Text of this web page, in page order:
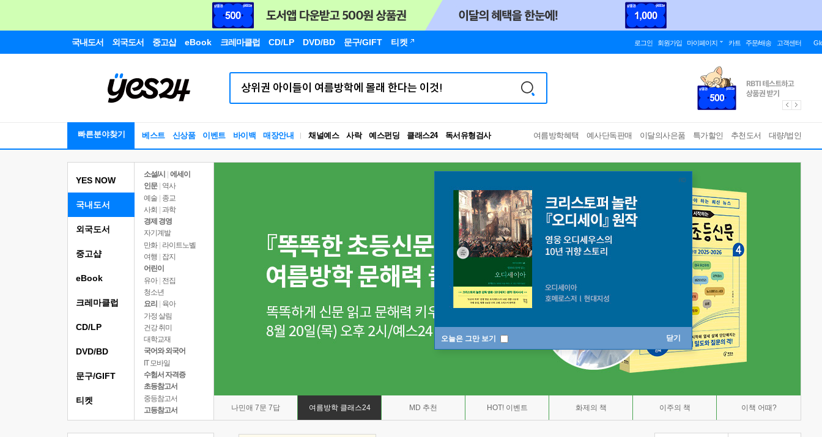
국내도서 외국도서 중고샵 eBook 크레마클럽 CD/LP DVD/BD 문구/GIFT 티켓 로그인 회원가입 마이페이지 카트 주문/배송 고객센터
빠른분야찾기 베스트 신상품 이벤트 바이백 매장안내 채널예스 사락 예스펀딩 클래스24
독서유형검사
RBTI Lab
독서유형검사
여름방학혜택 예사단독판매 이달의사은품 특가할인 추천도서 대량/법인
오늘은 그만 보기 닫기
YES NOW
국내도서
소설/시
에세이
인문
역사
예술 | 종교
사회 | 과학
경제 경영
자기계발
만화 | 라이트노벨
여행
잡지
어린이
유아 | 전집
청소년
요리
육아
가정 살림
건강 취미
대학교재
국어와 외국어
IT 모바일
수험서 자격증
초등참고서
중등참고서
고등참고서
나민애 7문 7답 여름방학 클래스24 MD 추천 HOT! 이벤트 화제의 책 이주의 책 이책 어때?
외국도서
중고샵
eBook
크레마클럽
CD/LP
DVD/BD
문구/GIFT
티켓